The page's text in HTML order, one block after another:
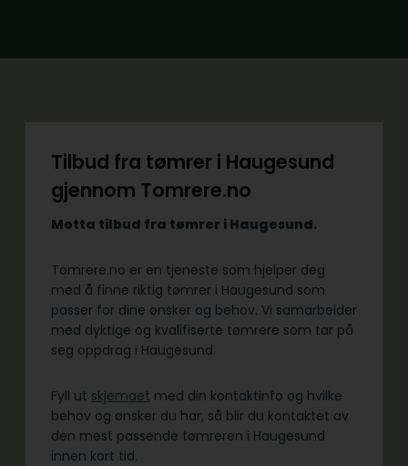
Tilbud fra tømrer i Haugesund
gjennom Tomrere.no
Motta tilbud fra tømrer i Haugesund.
Tomrere.no er en tjeneste som hjelper deg
med å finne riktig tømrer i Haugesund som
passer for dine ønsker og behov. Vi samarbeider
med dyktige og kvalifiserte tømrere som tar på
seg oppdrag i Haugesund.
Fyll ut skjemaet med din kontaktinfo og hvilke
behov og ønsker du har, så blir du kontaktet av
den mest passende tømreren i Haugesund
innen kort tid.